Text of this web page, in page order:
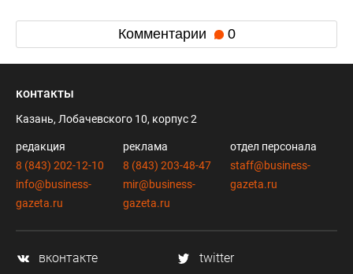
Комментарии 0
контакты
Казань, Лобачевского 10, корпус 2
редакция
8 (843) 202-12-10
info@business-
gazeta.ru
реклама
8 (843) 203-48-47
mir@business-
gazeta.ru
отдел персонала
staff@business-
gazeta.ru
вконтакте
twitter